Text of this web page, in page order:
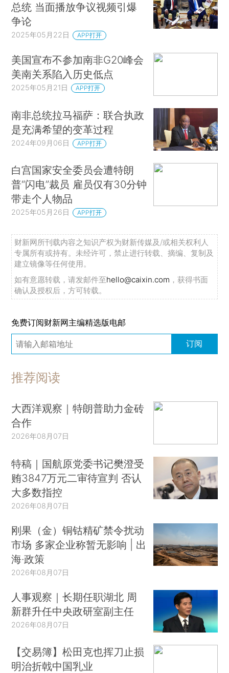
总统 当面播放争议视频引爆
争论
2025年05月22日 APP打开
美国宣布不参加南非G20峰会
美南关系陷入历史低点
2025年05月21日 APP打开
南非总统拉马福萨：联合执政
是充满希望的变革过程
2024年09月06日 APP打开
白宫国家安全委员会遭特朗
普“闪电”裁员 雇员仅有30分钟
带走个人物品
2025年05月26日 APP打开
财新网所刊载内容之知识产权为财新传媒及/或相关权利人
专属所有或持有。未经许可，禁止进行转载、摘编、复制及
建立镜像等任何使用。
如有意愿转载，请发邮件至hello@caixin.com ，获得书面
确认及授权后，方可转载。
免费订阅财新网主编精选版电邮
订阅
推荐阅读
大西洋观察｜特朗普助力金砖
合作
2026年08月07日
特稿｜国航原党委书记樊澄受
贿3847万元二审待宣判 否认
大多数指控
2026年08月07日
刚果（金）铜钴精矿禁令扰动
市场 多家企业称暂无影响 | 出
海·政策
2026年08月07日
人事观察｜长期任职湖北 周
新群升任中央政研室副主任
2026年08月07日
【交易簿】松田克也挥刀止损
明治折戟中国乳业